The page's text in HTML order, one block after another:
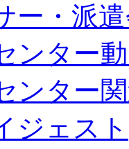
ー・派
ンター
ンター
ジェスト